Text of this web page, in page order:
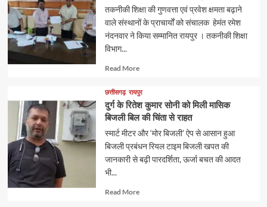
तकनीकी शिक्षा की गुणवत्ता एवं प्रवेश क्षमता बढ़ाने
वाले संस्थानों के प्राचार्यों को संचालक हेमंत रमेश
नंदनवार ने किया सम्मानित रायपुर । तकनीकी शिक्षा
विभाग...
Read MoreRead
about
छत्तीसगढ़ रायपुर
दुर्ग के रितेश कुमार सोनी को मिली मासिक
बिजली बिल की चिंता से राहत
स्मार्ट मीटर और ‘मोर बिजली’ ऐप से आसान हुआ
बिजली प्रबंधन रियल टाइम बिजली खपत की
जानकारी से बढ़ी पारदर्शिता, ऊर्जा बचत की आदत
भी...
Read MoreRead